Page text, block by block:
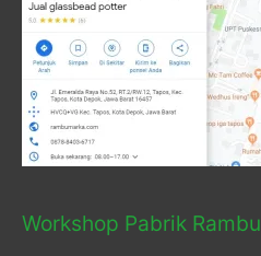
Workshop Pabrik Rambu